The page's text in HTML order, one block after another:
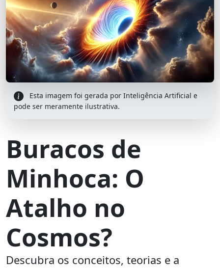
Esta imagem foi gerada por Inteligência Artificial e
pode ser meramente ilustrativa.
Buracos de
Minhoca: O
Atalho no
Cosmos?
Descubra os conceitos, teorias e a